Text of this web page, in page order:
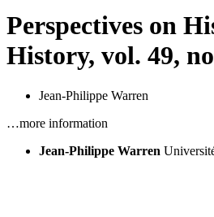
Perspectives on
History, vol. 49,
Jean-Philippe Warren
…more information
Jean-Philippe Warren